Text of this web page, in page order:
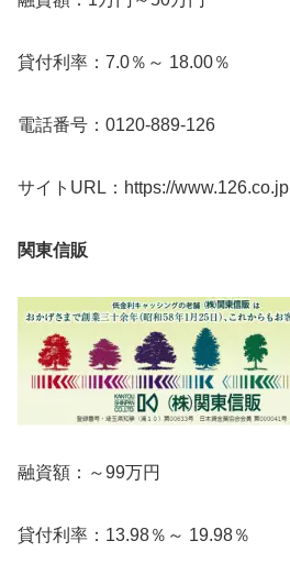
貸付利率：7.0％～ 18.00％
電話番号：0120-889-126
サイトURL：https://www.126.co.jp
関東信販
融資額：～99万円
貸付利率：13.98％～ 19.98％